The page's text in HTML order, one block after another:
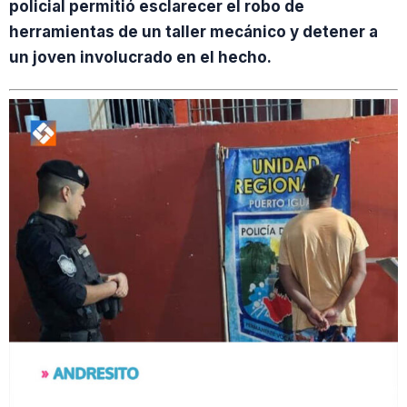
policial permitió esclarecer el robo de
herramientas de un taller mecánico y detener a
un joven involucrado en el hecho.